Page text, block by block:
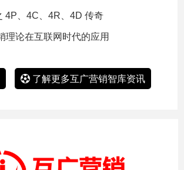
4P、4C、4R、4D 传奇
理论在互联网时代的应用
了解更多互广营销智库资讯